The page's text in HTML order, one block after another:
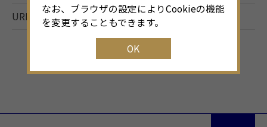
URL
http://www.ccs-net.co.jp/
なお、ブラウザの設定によりCookieの機能
を変更することもできます。
OK